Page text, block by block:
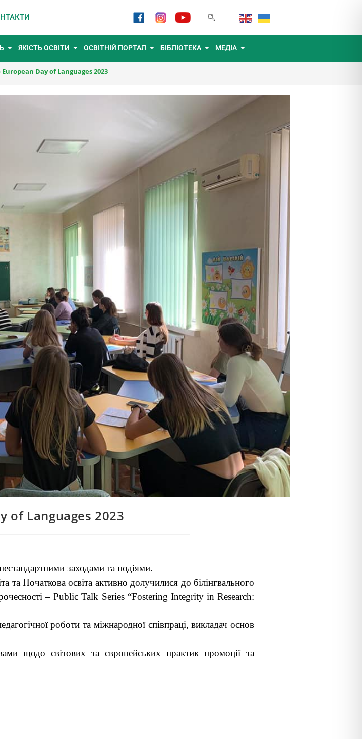
ЯКІСТЬ ОСВІТИ ОСВІТНІЙ ПОРТАЛ БІБЛІОТЕКА МЕДІА
European Day of Languages 2023
of Languages 2023
заходами та подіями.
та Початкова освіта активно долучилися до білінгвального
– Public Talk Series “Fostering Integrity in Research:
роботи та міжнародної співпраці, викладач основ
щодо світових та європейських практик промоції та